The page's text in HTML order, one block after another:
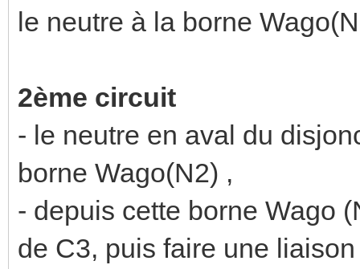
le neutre à la borne
2ème circuit
- le neutre en aval du
borne Wago(N2) ,
- depuis cette borne Wago
de C3, puis faire une